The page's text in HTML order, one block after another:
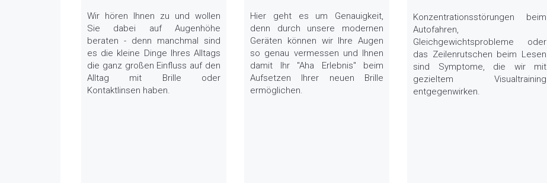
Wir hören Ihnen zu und wollen
Sie dabei auf Augenhöhe
beraten - denn manchmal sind
es die kleine Dinge Ihres Alltags
die ganz großen Einfluss auf den
Alltag mit Brille oder
Kontaktlinsen haben.
Hier geht es um Genauigkeit,
denn durch unsere modernen
Geräten können wir Ihre Augen
so genau vermessen und Ihnen
damit Ihr "Aha Erlebnis" beim
Aufsetzen Ihrer neuen Brille
ermöglichen.
Konzentrationsstörungen beim
Autofahren,
Gleichgewichtsprobleme oder
das Zeilenrutschen beim Lesen
sind Symptome, die wir mit
gezieltem Visualtraining
entgegenwirken.